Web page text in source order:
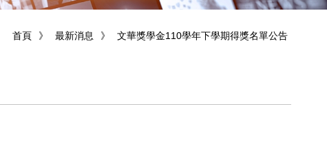
文華獎學金110學年下學期得獎名單公告
》
最新消息
》
首頁